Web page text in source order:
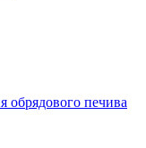
обрядового печива